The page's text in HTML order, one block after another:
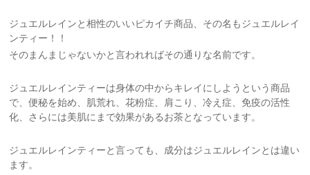
ジュエルレインと相性のいいピカイチ商品、その名もジュエルレイ
ンティー！！
そのまんまじゃないかと言われればその通りな名前です。
ジュエルレインティーは身体の中からキレイにしようという商品
で、便秘を始め、肌荒れ、花粉症、肩こり、冷え症、免疫の活性
化、さらには美肌にまで効果があるお茶となっています。
ジュエルレインティーと言っても、成分はジュエルレインとは違い
ます。